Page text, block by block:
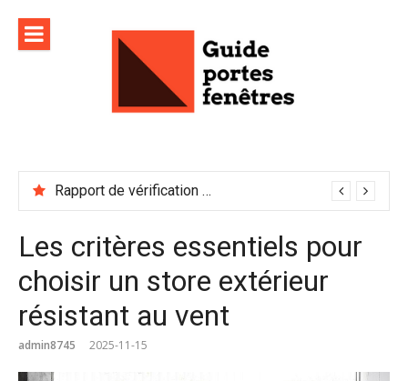
contenu
Rapport de vérification sécurité : à conserver précieusement
Les critères essentiels pour
choisir un store extérieur
résistant au vent
admin8745 2025-11-15